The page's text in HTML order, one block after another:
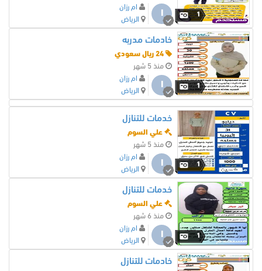
1 ا
ام رزان
الرياض
1
خادمات مدربه
منذ 5 شهر
ا
ام رزان
الرياض
1
خدمات للتنازل
علي السوم
منذ 5 شهر
ا
ام رزان
الرياض
1
خدمات للتنازل
علي السوم
منذ 6 شهر
ا
ام رزان
الرياض
خادمات للتنازل